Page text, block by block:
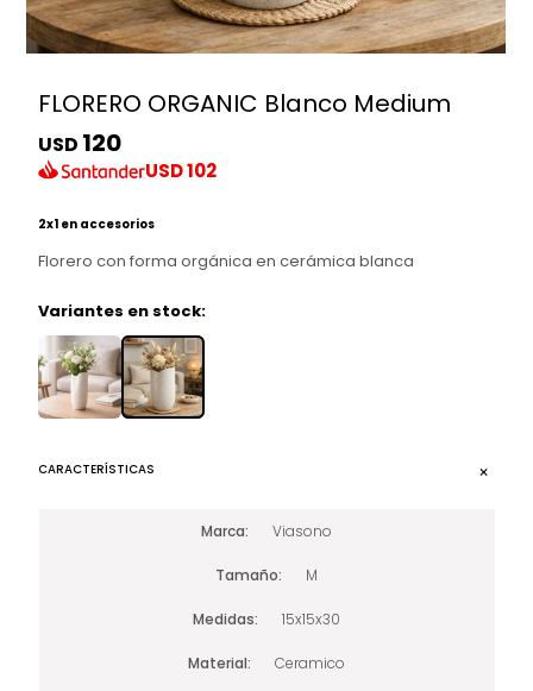
FLORERO ORGANIC Blanco Medium
USD 120
USD102
2x1 en accesorios
Florero con forma orgánica en cerámica blanca
Variantes en stock:
CARACTERÍSTICAS
Marca Viasono
Tamaño M
Medidas 15x15x30
Material Ceramico